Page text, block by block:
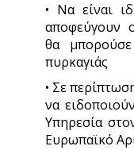
• Να είναι
αποφεύγουν
θα
πυρκαγιάς
• Σε
να
Υπηρεσία
Ευρωπαϊκό